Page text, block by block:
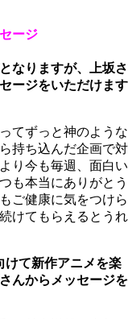
ージ
なりますが、上坂さ
ージをいただけます
てずっと神のような
持ち込んだ企画で対
り今も毎週、面白い
も本当にありがとう
ご健康に気をつけら
けてもらえるとうれ
て新作アニメを楽
んからメッセージを